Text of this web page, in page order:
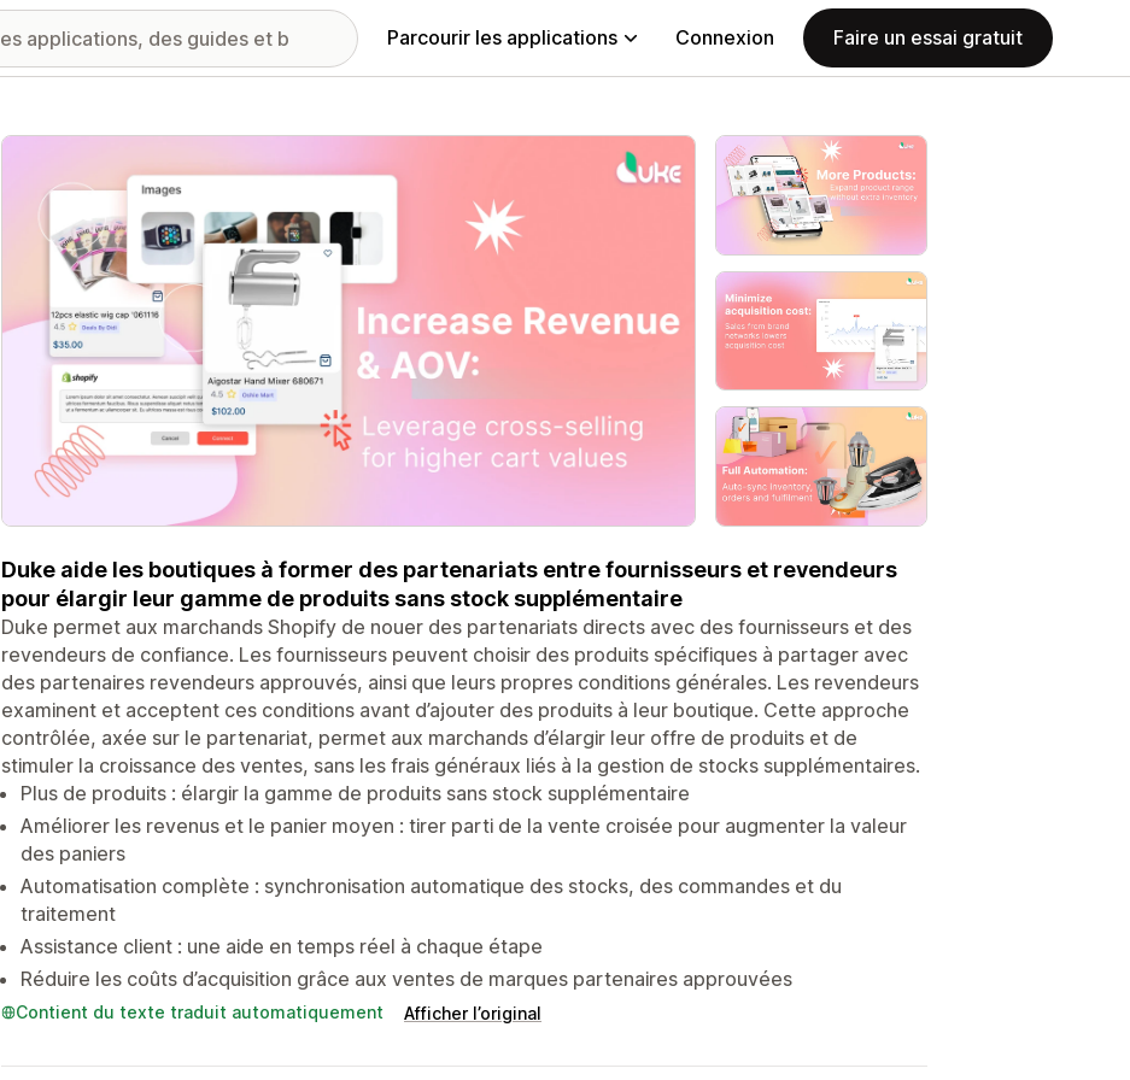
Parcourir les applications Connexion Faire un essai gratuit
Galerie d’images vedette
Duke aide les boutiques à former des partenariats entre fournisseurs et revendeurs
pour élargir leur gamme de produits sans stock supplémentaire
Duke permet aux marchands Shopify de nouer des partenariats directs avec des fournisseurs et des
revendeurs de confiance. Les fournisseurs peuvent choisir des produits spécifiques à partager avec
des partenaires revendeurs approuvés, ainsi que leurs propres conditions générales. Les revendeurs
examinent et acceptent ces conditions avant d’ajouter des produits à leur boutique. Cette approche
contrôlée, axée sur le partenariat, permet aux marchands d’élargir leur offre de produits et de
stimuler la croissance des ventes, sans les frais généraux liés à la gestion de stocks supplémentaires.
Plus de produits : élargir la gamme de produits sans stock supplémentaire
Améliorer les revenus et le panier moyen : tirer parti de la vente croisée pour augmenter la valeur
des paniers
Automatisation complète : synchronisation automatique des stocks, des commandes et du
traitement
Assistance client : une aide en temps réel à chaque étape
Réduire les coûts d’acquisition grâce aux ventes de marques partenaires approuvées
Contient du texte traduit automatiquement Afficher l’original